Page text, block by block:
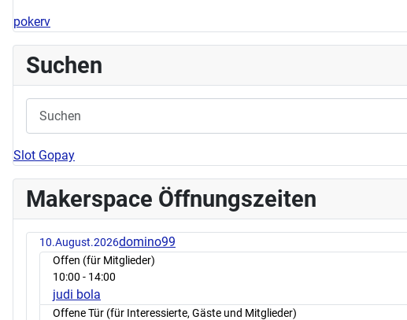
pokerv
Suchen
Slot Gopay
Makerspace Öffnungszeiten
10.August.2026domino99
Offen (für Mitglieder)
10:00 - 14:00
judi bola
Offene Tür (für Interessierte, Gäste und Mitglieder)